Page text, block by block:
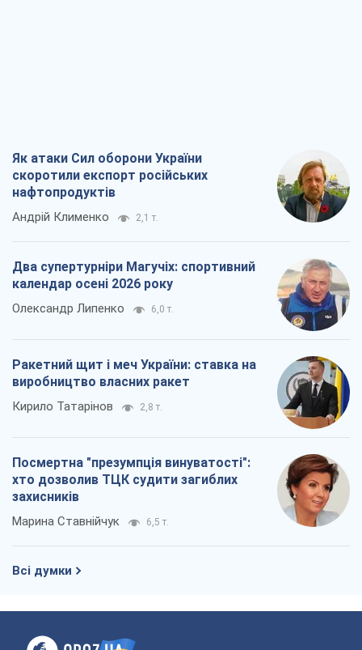
Як атаки Сил оборони України
скоротили експорт російських
нафтопродуктів
Андрій Клименко 2,1 т.
Два супертурніри Магучіх: спортивний
календар осені 2026 року
Олександр Липенко 6,0 т.
Ракетний щит і меч України: ставка на
виробництво власних ракет
Кирило Татарінов 2,8 т.
Посмертна "презумпція винуватості":
хто дозволив ТЦК судити загиблих
захисників
Марина Ставнійчук 6,5 т.
Всі думки